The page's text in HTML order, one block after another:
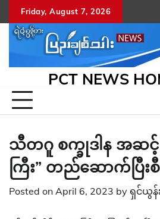
to
content
Friday, August 7, 2026
PCT NEWS
သီတဂူ စက္ခုဒါန အဆင့်
ကြီး” တည်ဆောက်ပြီးစီ
Posted on April 6, 2023 by ရှင်ယွန်